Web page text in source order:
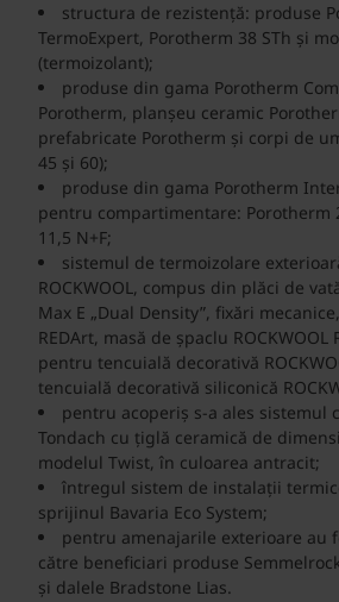
structura de rezistență: produse
TermoExpert, Porotherm 38 STh și
(termoizolant);
produse din gama Porotherm
Porotherm, planșeu ceramic
prefabricate Porotherm și corpi de
45 și 60);
produse din gama Porotherm
pentru compartimentare: Porotherm
11,5 N+F;
sistemul de termoizolare
ROCKWOOL, compus din plăci de
Max E „Dual Density”, fixări
REDArt, masă de șpaclu ROCKWOOL
pentru tencuială decorativă
tencuială decorativă siliconică
pentru acoperiș s-a ales sistemul
Tondach cu țiglă ceramică de
modelul Twist, în culoarea antracit;
întregul sistem de instalații
sprijinul Bavaria Eco System;
pentru amenajarile exterioare au
către beneficiari produse
și dalele Bradstone Lias.